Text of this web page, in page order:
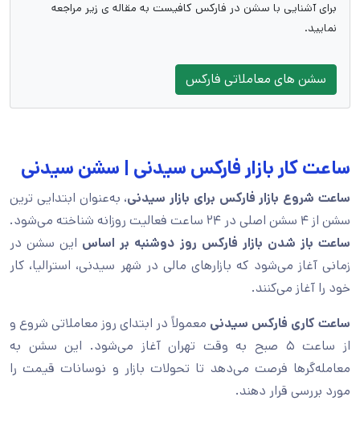
برای آشنایی با سشن در فارکس کافیست به مقاله ی زیر مراجعه
نمایید.
سشن های معاملاتی فارکس
ساعت کار بازار فارکس سیدنی | سشن سیدنی
ساعت شروع بازار فارکس برای بازار سیدنی، به‌عنوان ابتدایی‌ ترین
سشن از ۴ سشن اصلی در ۲۴ ساعت فعالیت روزانه شناخته می‌شود.
ساعت باز شدن بازار فارکس روز دوشنبه بر اساس این سشن در
زمانی آغاز می‌شود که بازارهای مالی در شهر سیدنی، استرالیا، کار
خود را آغاز می‌کنند.
ساعت کاری فارکس سیدنی معمولاً در ابتدای روز معاملاتی شروع و
از ساعت ۵ صبح به وقت تهران آغاز می‌شود. این سشن به
معامله‌گرها فرصت می‌دهد تا تحولات بازار و نوسانات قیمت را
مورد بررسی قرار دهند.